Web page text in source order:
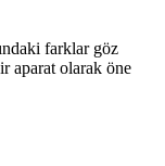
farklar göz
aparat olarak öne